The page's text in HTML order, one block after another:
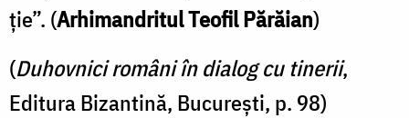
ție”. (Arhimandritul Teofil Părăian)
(Duhovnici români în dialog cu tinerii,
Editura Bizantină, București, p. 98)